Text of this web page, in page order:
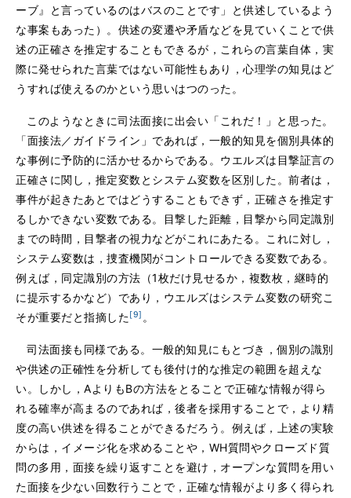
ーブ』と言っているのはバスのことです」と供述しているよう
な事案もあった）。供述の変遷や矛盾などを見ていくことで供
述の正確さを推定することもできるが，これらの言葉自体，実
際に発せられた言葉ではない可能性もあり，心理学の知見はど
うすれば使えるのかという思いはつのった。
このようなときに司法面接に出会い「これだ！」と思った。
「面接法／ガイドライン」であれば，一般的知見を個別具体的
な事例に予防的に活かせるからである。ウエルズは目撃証言の
正確さに関し，推定変数とシステム変数を区別した。前者は，
事件が起きたあとではどうすることもできず，正確さを推定す
るしかできない変数である。目撃した距離，目撃から同定識別
までの時間，目撃者の視力などがこれにあたる。これに対し，
システム変数は，捜査機関がコントロールできる変数である。
例えば，同定識別の方法（1枚だけ見せるか，複数枚，継時的
に提示するかなど）であり，ウエルズはシステム変数の研究こ
そが重要だと指摘した[9] 。
司法面接も同様である。一般的知見にもとづき，個別の識別
や供述の正確性を分析しても後付け的な推定の範囲を超えな
い。しかし，AよりもBの方法をとることで正確な情報が得ら
れる確率が高まるのであれば，後者を採用することで，より精
度の高い供述を得ることができるだろう。例えば，上述の実験
からは，イメージ化を求めることや，WH質問やクローズド質
問の多用，面接を繰り返すことを避け，オープンな質問を用い
た面接を少ない回数行うことで，正確な情報がより多く得られ